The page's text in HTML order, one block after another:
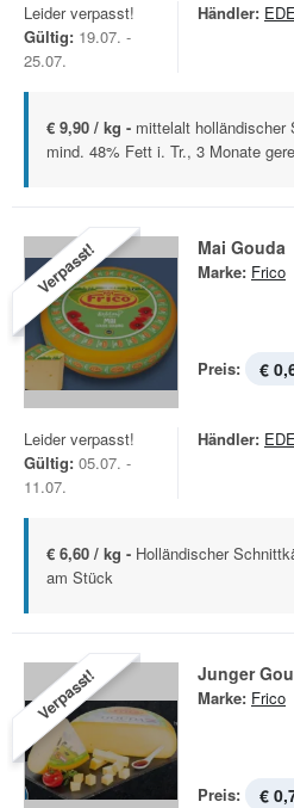
Leider verpasst!
Gültig: 19.07. -
25.07.
Händler:
€ 9,90 / kg - mittelalt
mind. 48% Fett i. Tr., 3 Monate
Verpasst! Mai Gouda
Marke: Frico
Preis: €
Leider verpasst!
Gültig: 05.07. -
11.07.
Händler:
€ 6,60 / kg - Holländischer
am Stück
Verpasst! Junger
Marke: Frico
Preis: €